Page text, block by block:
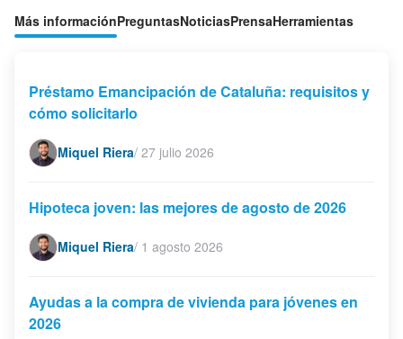
Más informaciónPreguntasNoticiasPrensaHerramientas
Préstamo Emancipación de Cataluña: requisitos y
cómo solicitarlo
Miquel Riera/ 27 julio 2026
Hipoteca joven: las mejores de agosto de 2026
Miquel Riera/ 1 agosto 2026
Ayudas a la compra de vivienda para jóvenes en
2026